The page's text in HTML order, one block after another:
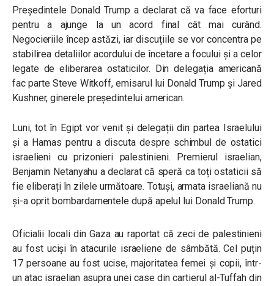
Președintele Donald Trump a declarat că va face eforturi
pentru a ajunge la un acord final cât mai curând.
Negocieriile încep astăzi, iar discuțiile se vor concentra pe
stabilirea detaliilor acordului de încetare a focului și a celor
legate de eliberarea ostaticilor. Din delegația americană
fac parte Steve Witkoff, emisarul lui Donald Trump și Jared
Kushner, ginerele președintelui american.
Luni, tot în Egipt vor venit și delegații din partea Israelului
și a Hamas pentru a discuta despre schimbul de ostatici
israelieni cu prizonieri palestinieni. Premierul israelian,
Benjamin Netanyahu a declarat că speră ca toți ostaticii să
fie eliberați în zilele următoare. Totuși, armata israeliană nu
și-a oprit bombardamentele după apelul lui Donald Trump.
Oficialii locali din Gaza au raportat că zeci de palestinieni
au fost uciși în atacurile israeliene de sâmbătă. Cel puțin
17 persoane au fost ucise, majoritatea femei și copii, într-
un atac israelian asupra unei case din cartierul al-Tuffah din